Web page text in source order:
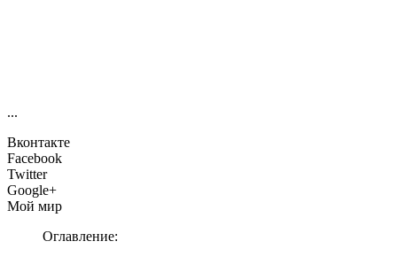
...
Вконтакте
Facebook
Twitter
Google+
Мой мир
Оглавление: